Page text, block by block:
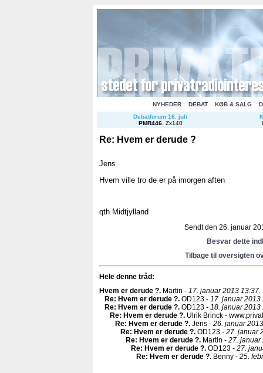
NYHEDER DEBAT KØB & SALG
Debatforum 16. juli
PMR446. Zx140
Re: Hvem er derude ?
Jens
Hvem ville tro de er på imorgen aften
qth Midtjylland
Sendt den 26. januar
Besvar dette
Tilbage til oversigten
Hele denne tråd:
Hvem er derude ?. Martin - 17. januar 2013 13:37.
Re: Hvem er derude ?. OD123 - 17. januar 2013
Re: Hvem er derude ?. OD123 - 18. januar 2013
Re: Hvem er derude ?. Ulrik Brinck -
Re: Hvem er derude ?. Jens - 26. januar
Re: Hvem er derude ?. OD123 - 27. januar
Re: Hvem er derude ?. Martin - 27. januar
Re: Hvem er derude ?. OD123 - 27.
Re: Hvem er derude ?. Benny - 25.